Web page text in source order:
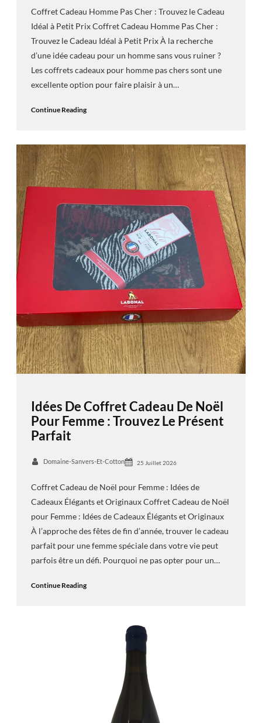
Coffret Cadeau Homme Pas Cher : Trouvez le Cadeau
Idéal à Petit Prix Coffret Cadeau Homme Pas Cher :
Trouvez le Cadeau Idéal à Petit Prix À la recherche
d’une idée cadeau pour un homme sans vous ruiner ?
Les coffrets cadeaux pour homme pas chers sont une
excellente option pour faire plaisir à un…
Continue Reading
Idées De Coffret Cadeau De Noël
Pour Femme : Trouvez Le Présent
Parfait
Domaine-Sanvers-Et-Cotton 25 Juillet 2026
Coffret Cadeau de Noël pour Femme : Idées de
Cadeaux Élégants et Originaux Coffret Cadeau de Noël
pour Femme : Idées de Cadeaux Élégants et Originaux
À l’approche des fêtes de fin d’année, trouver le cadeau
parfait pour une femme spéciale dans votre vie peut
parfois être un défi. Pourquoi ne pas opter pour un…
Continue Reading